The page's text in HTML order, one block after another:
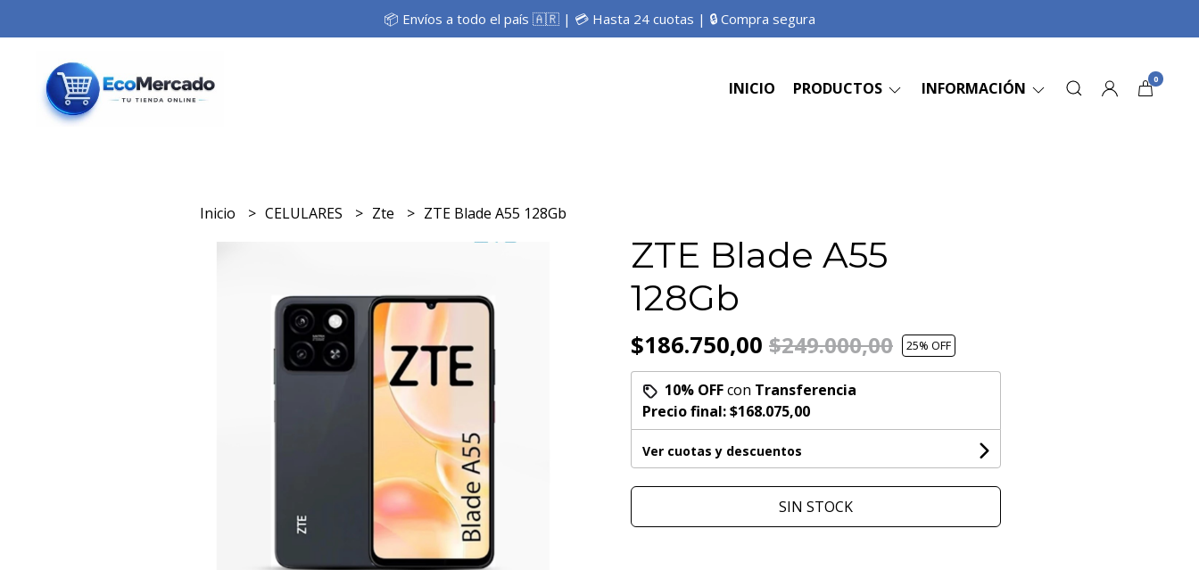
📦 Envíos a todo el país 🇦🇷 | 💳 Hasta 24 cuotas | 🔒 Compra segura
INICIO PRODUCTOS INFORMACIÓN 0
Inicio CELULARES Zte ZTE Blade A55 128Gb
ZTE Blade A55
128Gb
$186.750,00 $249.000,00 25% OFF
10% OFFcon Transferencia
Precio final:$168.075,00
Ver cuotas y descuentos
SIN STOCK